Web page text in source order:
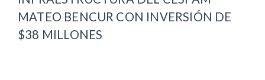
MATEO BENCUR CON INVERSIÓN DE
$38 MILLONES